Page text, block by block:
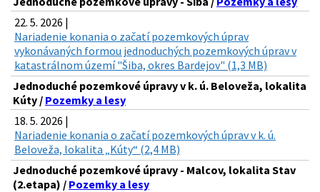
22. 5. 2026 |
Nariadenie konania o začatí pozemkových úprav
vykonávaných formou jednoduchých pozemkových úprav v
katastrálnom území "Šiba, okres Bardejov" (1,3 MB)
Jednoduché pozemkové úpravy v k. ú. Beloveža, lokalita
Kúty / Pozemky a lesy
18. 5. 2026 |
Nariadenie konania o začatí pozemkových úprav v k. ú.
Beloveža, lokalita „Kúty“ (2,4 MB)
Jednoduché pozemkové úpravy - Malcov, lokalita Stav
(2.etapa) / Pozemky a lesy